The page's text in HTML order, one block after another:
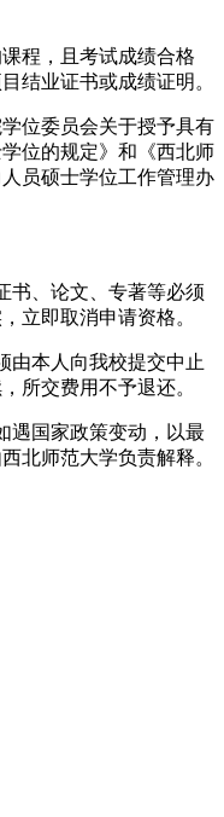
程，且考试成绩合格
结业证书或成绩证明。
位委员会关于授予具有
位的规定》和《西北师
员硕士学位工作管理办
书、论文、专著等必须
立即取消申请资格。
由本人向我校提交中止
所交费用不予退还。
遇国家政策变动，以最
北师范大学负责解释。